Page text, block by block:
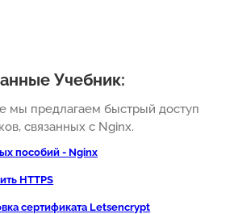
Учебник:
мы предлагаем быстрый доступ
связанных с Nginx.
пособий - Nginx
HTTPS
сертификата Letsencrypt